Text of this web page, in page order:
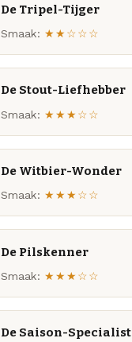
De Tripel-Tijger
Smaak: ★★☆☆☆
De Stout-Liefhebber
Smaak: ★★★☆☆
De Witbier-Wonder
Smaak: ★★★☆☆
De Pilskenner
Smaak: ★★★☆☆
De Saison-Specialist